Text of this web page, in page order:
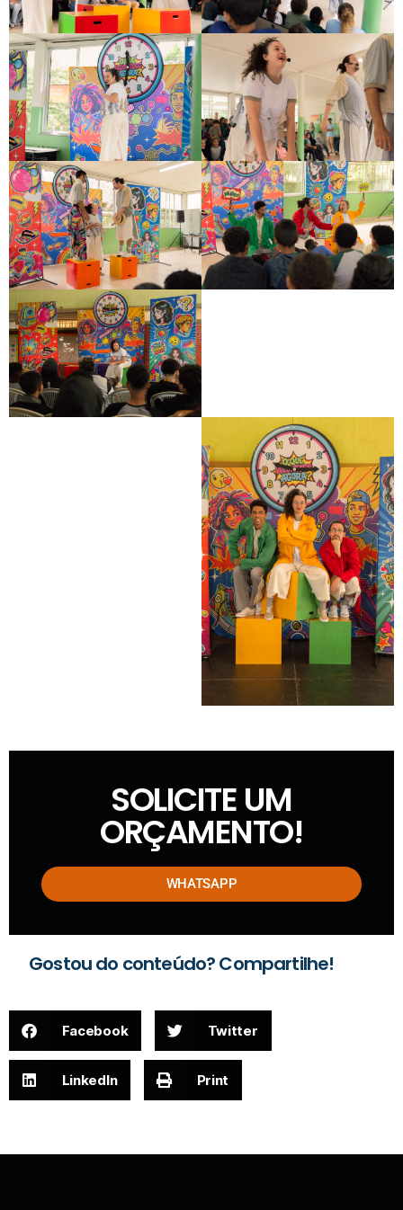
SOLICITE UM
ORÇAMENTO!
WHATSAPP
Gostou do conteúdo? Compartilhe!
Facebook Twitter
LinkedIn Print